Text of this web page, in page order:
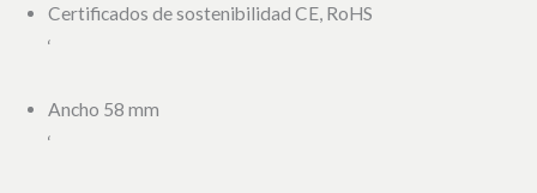
Certificados de sostenibilidad CE, RoHS
‘
Ancho 58 mm
‘